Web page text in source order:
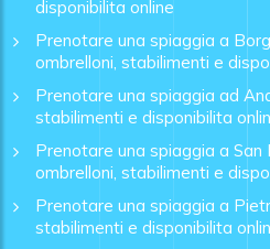
disponibilita online
Prenotare una spiaggia a
ombrelloni, stabilimenti e
Prenotare una spiaggia ad
stabilimenti e disponibilita
Prenotare una spiaggia a
ombrelloni, stabilimenti e
Prenotare una spiaggia a
stabilimenti e disponibilita